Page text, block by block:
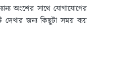
অংশের সাথে যোগাযোগের
জন্য কিছুটা সময় ব্যয়